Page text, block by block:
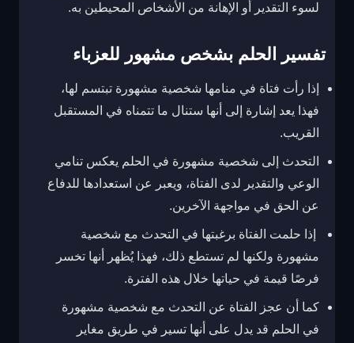
لسوء التقدير أو الإهانة من الأشخاص المحيطين به.
تفسير الحلم بشخص مشهور للعزباء
إذا رأت فتاة في منامها شخصية مشهورة تبتسم لها،
فهذا يعد إشارة إلى أنها ستنال ما تتمناه في المستقبل
القريب.
التحدث إلى شخصية مشهورة في الحلم يعكس تنامي
الوعي والتقدير لدى الفتاة، ويعبر عن استعدادها للدفاع
عن الحق في مواجهة الآخرين.
إذا حلمت الفتاة برغبتها في التحدث مع شخصية
مشهورة ولكنها لم تستطع ذلك، فهذا يُظهر أنها تخسر
فرصًا قيمة في حياتها خلال هذه الفترة.
كما أن عجز الفتاة عن التحدث مع شخصية مشهورة
في الحلم قد يدل على أنها تسير في طريق مغاير